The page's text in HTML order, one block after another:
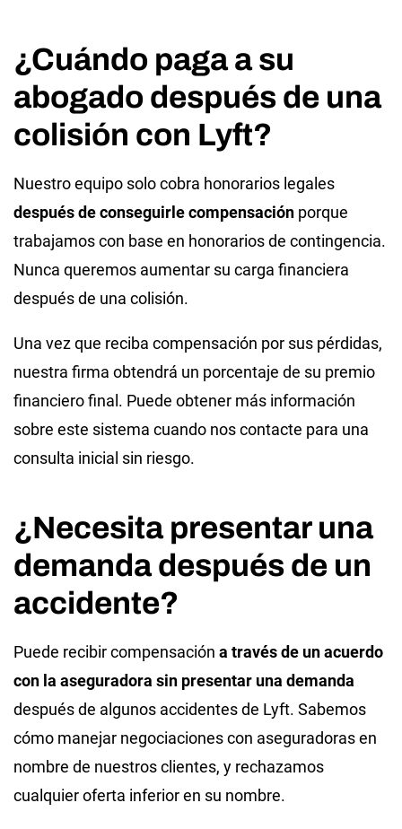
¿Cuándo paga a su
abogado después de una
colisión con Lyft?
Nuestro equipo solo cobra honorarios legales
después de conseguirle compensación porque
trabajamos con base en honorarios de contingencia.
Nunca queremos aumentar su carga financiera
después de una colisión.
Una vez que reciba compensación por sus pérdidas,
nuestra firma obtendrá un porcentaje de su premio
financiero final. Puede obtener más información
sobre este sistema cuando nos contacte para una
consulta inicial sin riesgo.
¿Necesita presentar una
demanda después de un
accidente?
Puede recibir compensación a través de un acuerdo
con la aseguradora sin presentar una demanda
después de algunos accidentes de Lyft. Sabemos
cómo manejar negociaciones con aseguradoras en
nombre de nuestros clientes, y rechazamos
cualquier oferta inferior en su nombre.